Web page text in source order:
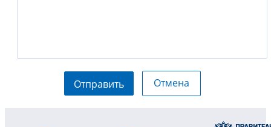
Отправить Отмена